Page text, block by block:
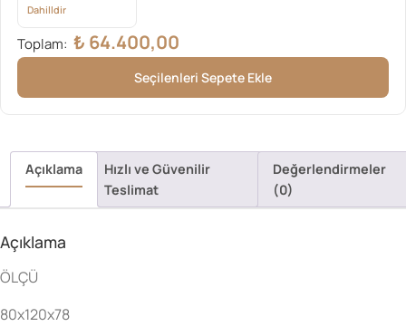
Dahilldir
Toplam: ₺ 64.400,00
Seçilenleri Sepete Ekle
Açıklama
Hızlı ve Güvenilir
Teslimat
Değerlendirmeler
(0)
Açıklama
ÖLÇÜ
80x120x78